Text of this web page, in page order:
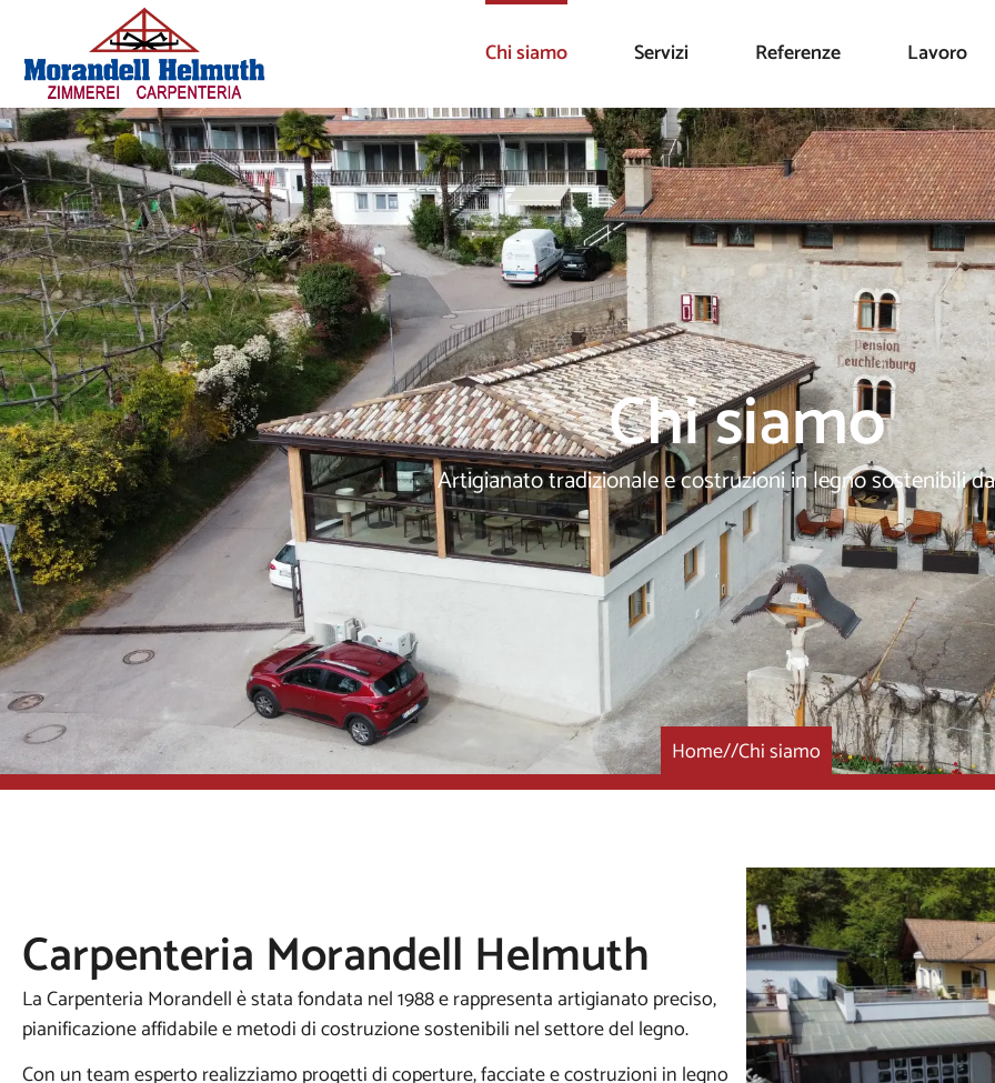
Chi siamo Servizi Referenze Lavoro
Chi siamo
Artigianato tradizionale e costruzioni in legno sostenibili
Home//Chi siamo
Carpenteria Morandell Helmuth
La Carpenteria Morandell è stata fondata nel 1988 e rappresenta artigianato preciso,
pianificazione affidabile e metodi di costruzione sostenibili nel settore del legno.
Con un team esperto realizziamo progetti di coperture, facciate e costruzioni in legno